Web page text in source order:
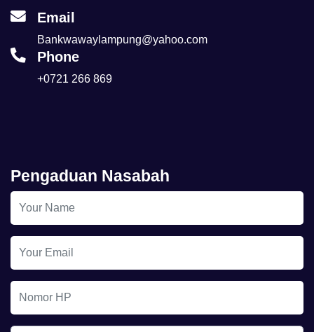
Email
Bankwawaylampung@yahoo.com
Phone
+0721 266 869
Pengaduan Nasabah